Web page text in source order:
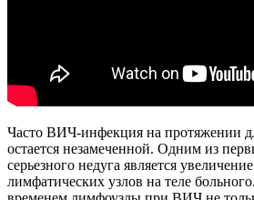
Часто ВИЧ-инфекция на протяжении
остается незамеченной. Одним из
серьезного недуга является
лимфатических узлов на теле